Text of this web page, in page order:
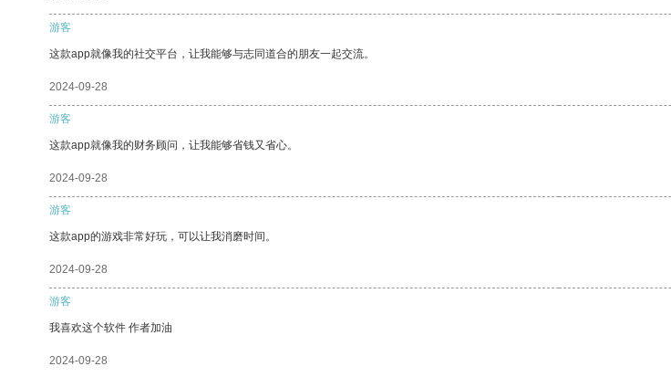
游客
这款app就像我的社交平台，让我能够与志同道合的朋友一起交流。
2024-09-28
游客
这款app就像我的财务顾问，让我能够省钱又省心。
2024-09-28
游客
这款app的游戏非常好玩，可以让我消磨时间。
2024-09-28
游客
我喜欢这个软件 作者加油
2024-09-28